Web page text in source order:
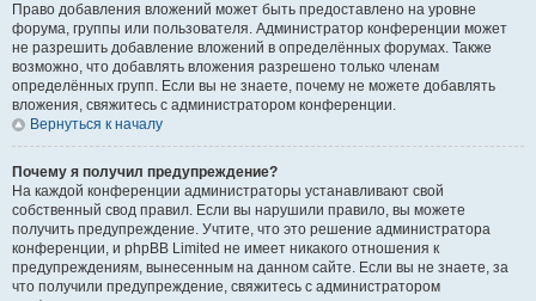
Право добавления вложений может быть предоставлено на уровне
форума, группы или пользователя. Администратор конференции может
не разрешить добавление вложений в определённых форумах. Также
возможно, что добавлять вложения разрешено только членам
определённых групп. Если вы не знаете, почему не можете добавлять
вложения, свяжитесь с администратором конференции.
Вернуться к началу
Почему я получил предупреждение?
На каждой конференции администраторы устанавливают свой
собственный свод правил. Если вы нарушили правило, вы можете
получить предупреждение. Учтите, что это решение администратора
конференции, и phpBB Limited не имеет никакого отношения к
предупреждениям, вынесенным на данном сайте. Если вы не знаете, за
что получили предупреждение, свяжитесь с администратором